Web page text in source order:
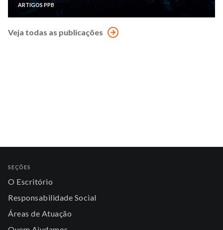
ARTIGOS PPB
Veja todas as publicações
SEÇÕES
O Escritório
Responsabilidade Social
Áreas de Atuação